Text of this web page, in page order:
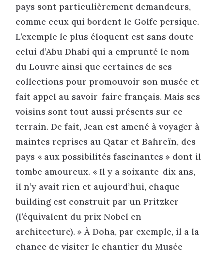
pays sont particulièrement demandeurs,
comme ceux qui bordent le Golfe persique.
L’exemple le plus éloquent est sans doute
celui d’Abu Dhabi qui a emprunté le nom
du Louvre ainsi que certaines de ses
collections pour promouvoir son musée et
fait appel au savoir-faire français. Mais ses
voisins sont tout aussi présents sur ce
terrain. De fait, Jean est amené à voyager à
maintes reprises au Qatar et Bahreïn, des
pays « aux possibilités fascinantes » dont il
tombe amoureux. « Il y a soixante-dix ans,
il n’y avait rien et aujourd’hui, chaque
building est construit par un Pritzker
(l’équivalent du prix Nobel en
architecture). » À Doha, par exemple, il a la
chance de visiter le chantier du Musée